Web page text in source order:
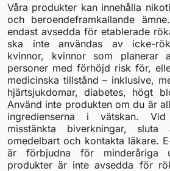
Våra produkter kan innehålla
och beroendeframkallande
endast avsedda för etablerade
ska inte användas av icke-
kvinnor, kvinnor som planerar
personer med förhöjd risk för,
medicinska tillstånd – inklusive,
hjärtsjukdomar, diabetes, högt
Använd inte produkten om du är
ingredienserna i vätskan.
misstänkta biverkningar, sluta
omedelbart och kontakta läkare.
är förbjudna för minderåriga
produkter är inte avsedda för